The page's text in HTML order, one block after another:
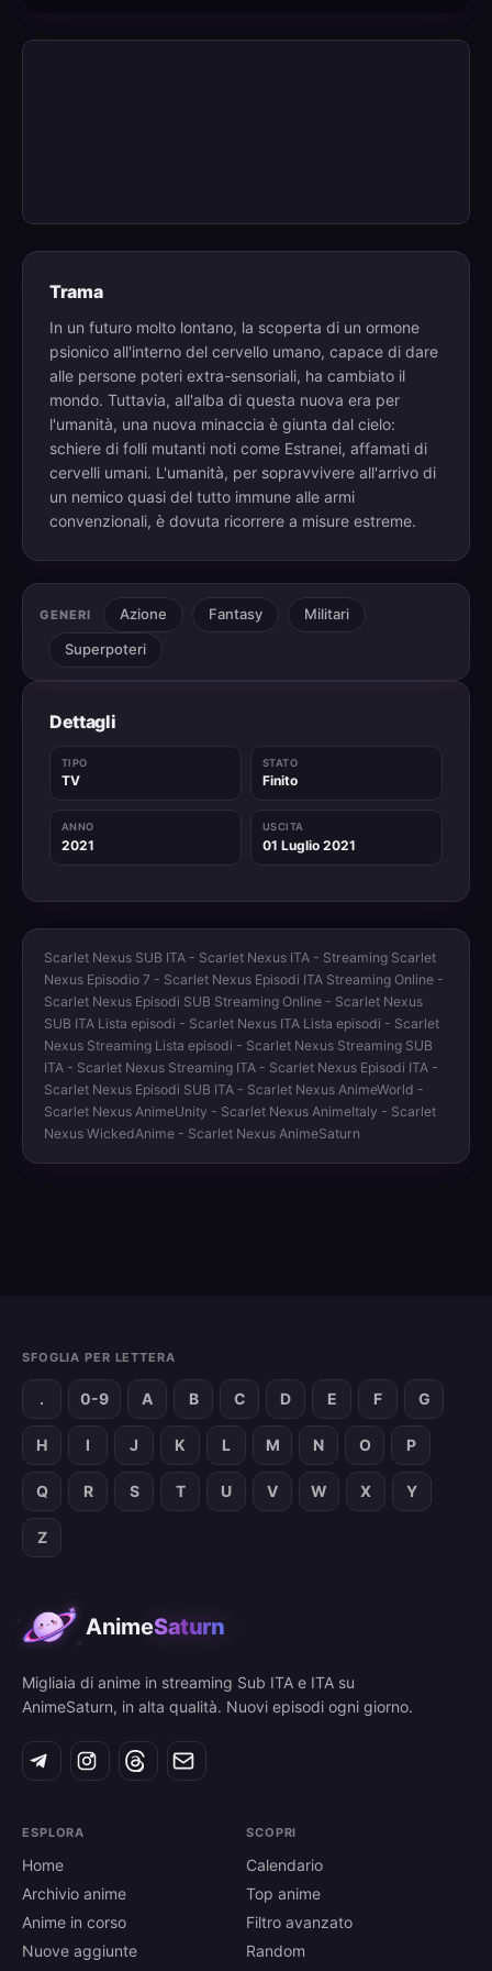
Trama
In un futuro molto lontano, la scoperta di un ormone
psionico all'interno del cervello umano, capace di dare
alle persone poteri extra-sensoriali, ha cambiato il
mondo. Tuttavia, all'alba di questa nuova era per
l'umanità, una nuova minaccia è giunta dal cielo:
schiere di folli mutanti noti come Estranei, affamati di
cervelli umani. L'umanità, per sopravvivere all'arrivo di
un nemico quasi del tutto immune alle armi
convenzionali, è dovuta ricorrere a misure estreme.
GENERI Azione Fantasy
Militari
Superpoteri
Dettagli
TIPO
TV
STATO
Finito
ANNO
2021
USCITA
01 Luglio 2021
Scarlet Nexus SUB ITA - Scarlet Nexus ITA - Streaming Scarlet
Nexus Episodio 7 - Scarlet Nexus Episodi ITA Streaming Online -
Scarlet Nexus Episodi SUB Streaming Online - Scarlet Nexus
SUB ITA Lista episodi - Scarlet Nexus ITA Lista episodi - Scarlet
Nexus Streaming Lista episodi - Scarlet Nexus Streaming SUB
ITA - Scarlet Nexus Streaming ITA - Scarlet Nexus Episodi ITA -
Scarlet Nexus Episodi SUB ITA - Scarlet Nexus AnimeWorld -
Scarlet Nexus AnimeUnity - Scarlet Nexus AnimeItaly - Scarlet
Nexus WickedAnime - Scarlet Nexus AnimeSaturn
SFOGLIA PER LETTERA
. 0-9 A B C D E F G
H I J K L M N O P
Q R S T U V W X Y
Z
AnimeSaturn
Migliaia di anime in streaming Sub ITA e ITA su
AnimeSaturn, in alta qualità. Nuovi episodi ogni giorno.
ESPLORA
Home
Archivio anime
Anime in corso
Nuove aggiunte
SCOPRI
Calendario
Top anime
Filtro avanzato
Random